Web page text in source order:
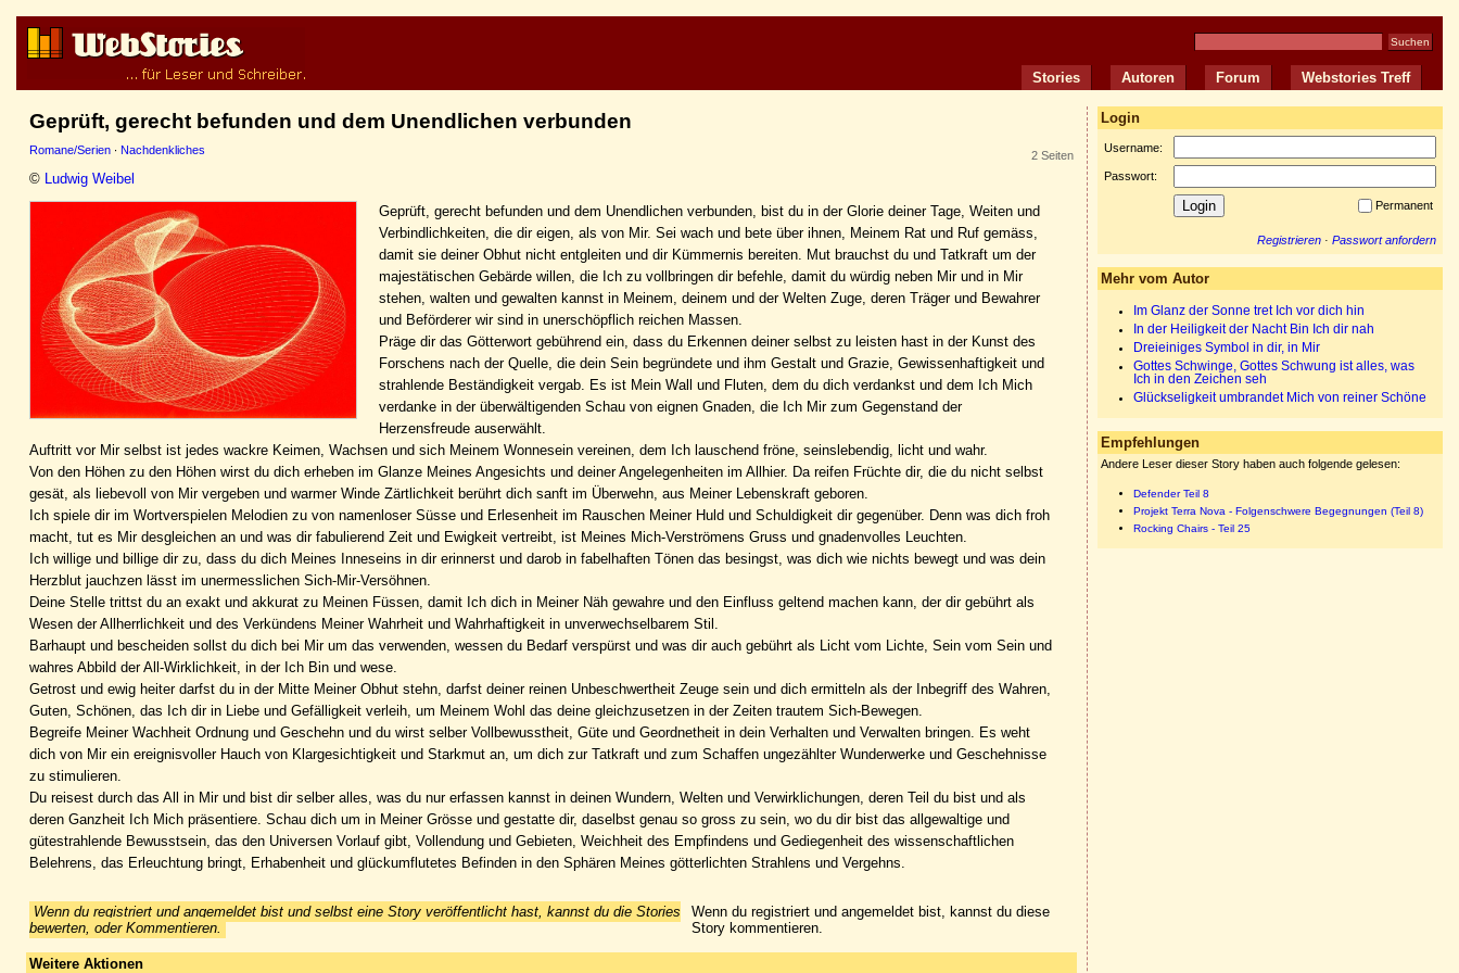
Stories Autoren Forum Webstories Treff
2 Seiten
Geprüft, gerecht befunden und dem Unendlichen verbunden
Romane/Serien · Nachdenkliches
©
Ludwig Weibel
Geprüft, gerecht befunden und dem Unendlichen verbunden, bist du in der Glorie deiner Tage, Weiten und
Verbindlichkeiten, die dir eigen, als von Mir. Sei wach und bete über ihnen, Meinem Rat und Ruf gemäss,
damit sie deiner Obhut nicht entgleiten und dir Kümmernis bereiten. Mut brauchst du und Tatkraft um der
majestätischen Gebärde willen, die Ich zu vollbringen dir befehle, damit du würdig neben Mir und in Mir
stehen, walten und gewalten kannst in Meinem, deinem und der Welten Zuge, deren Träger und Bewahrer
und Beförderer wir sind in unerschöpflich reichen Massen.
Präge dir das Götterwort gebührend ein, dass du Erkennen deiner selbst zu leisten hast in der Kunst des
Forschens nach der Quelle, die dein Sein begründete und ihm Gestalt und Grazie, Gewissenhaftigkeit und
strahlende Beständigkeit vergab. Es ist Mein Wall und Fluten, dem du dich verdankst und dem Ich Mich
verdanke in der überwältigenden Schau von eignen Gnaden, die Ich Mir zum Gegenstand der
Herzensfreude auserwählt.
Auftritt vor Mir selbst ist jedes wackre Keimen, Wachsen und sich Meinem Wonnesein vereinen, dem Ich lauschend fröne, seinslebendig, licht und wahr.
Von den Höhen zu den Höhen wirst du dich erheben im Glanze Meines Angesichts und deiner Angelegenheiten im Allhier. Da reifen Früchte dir, die du nicht selbst
gesät, als liebevoll von Mir vergeben und warmer Winde Zärtlichkeit berührt dich sanft im Überwehn, aus Meiner Lebenskraft geboren.
Ich spiele dir im Wortverspielen Melodien zu von namenloser Süsse und Erlesenheit im Rauschen Meiner Huld und Schuldigkeit dir gegenüber. Denn was dich froh
macht, tut es Mir desgleichen an und was dir fabulierend Zeit und Ewigkeit vertreibt, ist Meines Mich-Verströmens Gruss und gnadenvolles Leuchten.
Ich willige und billige dir zu, dass du dich Meines Inneseins in dir erinnerst und darob in fabelhaften Tönen das besingst, was dich wie nichts bewegt und was dein
Herzblut jauchzen lässt im unermesslichen Sich-Mir-Versöhnen.
Deine Stelle trittst du an exakt und akkurat zu Meinen Füssen, damit Ich dich in Meiner Näh gewahre und den Einfluss geltend machen kann, der dir gebührt als
Wesen der Allherrlichkeit und des Verkündens Meiner Wahrheit und Wahrhaftigkeit in unverwechselbarem Stil.
Barhaupt und bescheiden sollst du dich bei Mir um das verwenden, wessen du Bedarf verspürst und was dir auch gebührt als Licht vom Lichte, Sein vom Sein und
wahres Abbild der All-Wirklichkeit, in der Ich Bin und wese.
Getrost und ewig heiter darfst du in der Mitte Meiner Obhut stehn, darfst deiner reinen Unbeschwertheit Zeuge sein und dich ermitteln als der Inbegriff des Wahren,
Guten, Schönen, das Ich dir in Liebe und Gefälligkeit verleih, um Meinem Wohl das deine gleichzusetzen in der Zeiten trautem Sich-Bewegen.
Begreife Meiner Wachheit Ordnung und Geschehn und du wirst selber Vollbewusstheit, Güte und Geordnetheit in dein Verhalten und Verwalten bringen. Es weht
dich von Mir ein ereignisvoller Hauch von Klargesichtigkeit und Starkmut an, um dich zur Tatkraft und zum Schaffen ungezählter Wunderwerke und Geschehnisse
zu stimulieren.
Du reisest durch das All in Mir und bist dir selber alles, was du nur erfassen kannst in deinen Wundern, Welten und Verwirklichungen, deren Teil du bist und als
deren Ganzheit Ich Mich präsentiere. Schau dich um in Meiner Grösse und gestatte dir, daselbst genau so gross zu sein, wo du dir bist das allgewaltige und
gütestrahlende Bewusstsein, das den Universen Vorlauf gibt, Vollendung und Gebieten, Weichheit des Empfindens und Gediegenheit des wissenschaftlichen
Belehrens, das Erleuchtung bringt, Erhabenheit und glückumflutetes Befinden in den Sphären Meines götterlichten Strahlens und Vergehns.
Wenn du registriert und angemeldet bist und selbst eine Story veröffentlicht hast, kannst du die Stories
bewerten, oder Kommentieren.
Wenn du registriert und angemeldet bist, kannst du diese
Story kommentieren.
Weitere Aktionen
Login
Username:
Passwort:
Permanent
Registrieren · Passwort anfordern
Mehr vom Autor
Im Glanz der Sonne tret Ich vor dich hin
In der Heiligkeit der Nacht Bin Ich dir nah
Dreieiniges Symbol in dir, in Mir
Gottes Schwinge, Gottes Schwung ist alles, was
Ich in den Zeichen seh
Glückseligkeit umbrandet Mich von reiner Schöne
Empfehlungen
Andere Leser dieser Story haben auch folgende gelesen:
Defender Teil 8
Projekt Terra Nova - Folgenschwere Begegnungen (Teil 8)
Rocking Chairs - Teil 25